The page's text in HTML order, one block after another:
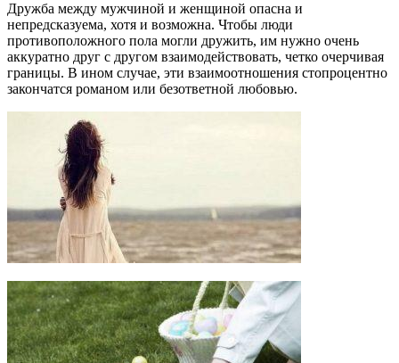
Дружба между мужчиной и женщиной опасна и
непредсказуема, хотя и возможна. Чтобы люди
противоположного пола могли дружить, им нужно очень
аккуратно друг с другом взаимодействовать, четко очерчивая
границы. В ином случае, эти взаимоотношения стопроцентно
закончатся романом или безответной любовью.